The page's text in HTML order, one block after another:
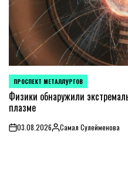
POSTED
IN
ПРОСПЕКТ МЕТАЛЛУРГОВ
Физики обнаружили
плазме
on03.08.2026PostedСамал Сулейменова